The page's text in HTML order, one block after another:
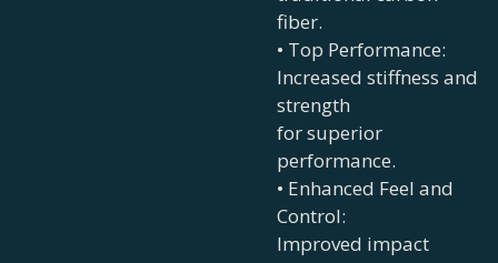
fiber.
• Top Performance:
Increased stiffness and
strength
for superior
performance.
• Enhanced Feel and
Control:
Improved impact